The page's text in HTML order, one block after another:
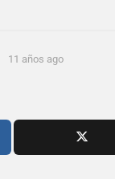
11 años ago
o